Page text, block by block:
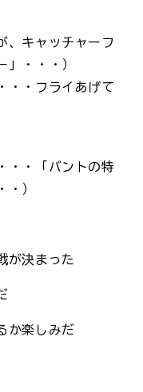
、キャッチャーフ
」・・・）
・・フライあげて
・・「バントの特
・）
が決まった
か楽しみだ